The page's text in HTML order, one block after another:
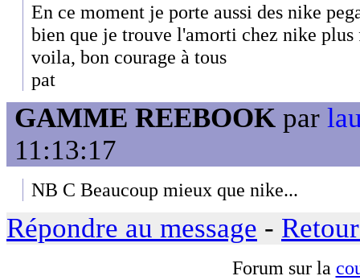
En ce moment je porte aussi des nike
bien que je trouve l'amorti chez nike plus
voila, bon courage à tous
pat
GAMME REEBOOK par
11:13:17
NB C Beaucoup mieux que nike...
Répondre au message -
Forum sur la